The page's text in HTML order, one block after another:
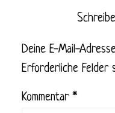
Deine E-Mail-
Erforderliche Felder
Kommentar *